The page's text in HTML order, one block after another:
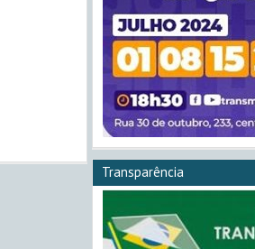
Transparência